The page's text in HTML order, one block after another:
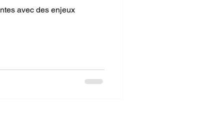
avec des enjeux